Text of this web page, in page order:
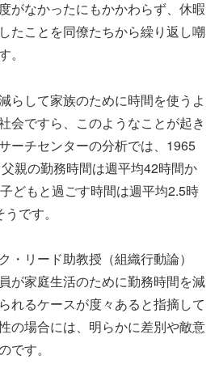
がなかったにもかかわらず、休暇
たことを同僚たちから繰り返し嘲
らして家族のために時間を使うよ
会ですら、このようなことが起き
ーチセンターの分析では、1965
親の勤務時間は週平均42時間か
どもと過ごす時間は週平均2.5時
です。
・リード助教授（組織行動論）
が家庭生活のために勤務時間を減
れるケースが度々あると指摘して
の場合には、明らかに差別や敵意
です。